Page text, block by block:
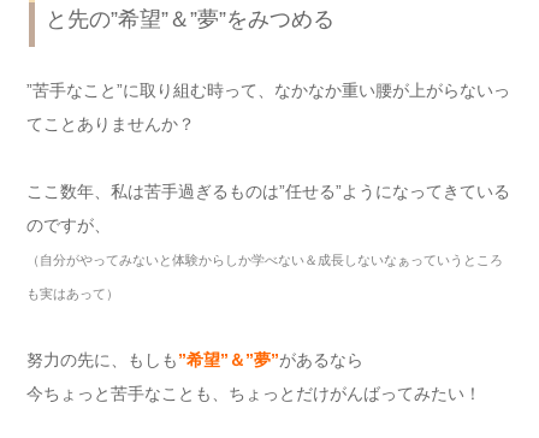
と先の”希望”＆”夢”をみつめる
”苦手なこと”に取り組む時って、なかなか重い腰が上がらないっ
てことありませんか？
ここ数年、私は苦手過ぎるものは”任せる”ようになってきている
のですが、
（自分がやってみないと体験からしか学べない＆成長しないなぁっていうところ
も実はあって）
努力の先に、もしも”希望” ＆”夢”があるなら
今ちょっと苦手なことも、ちょっとだけがんばってみたい！